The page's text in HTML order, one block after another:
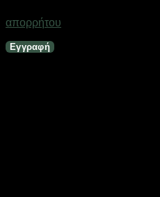
απορρήτου
Εγγραφή